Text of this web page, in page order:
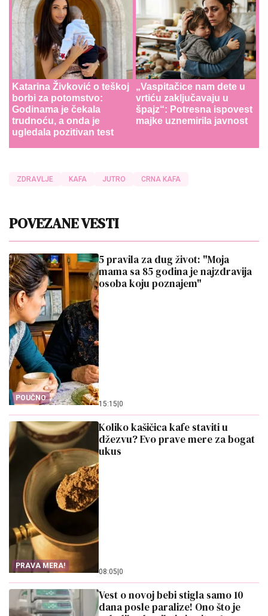
Katarina Živković o teškoj
borbi za potomstvo:
Godinama je čekala
trudnoću, a onda je
ugledala pozitivan test
„Vaspitačice nam dete u
vrtiću zaključavaju u
špajz“: Potresna ispovest
majke uznemirila javnost
ZDRAVLJE KAFA JUTRO CRNA KAFA
POVEZANE VESTI
POUČNO
5 pravila za dug život: "Moja
mama sa 85 godina je najzdravija
osoba koju poznajem"
15:15 0
PRAVA MERA!
Koliko kašičica kafe staviti u
džezvu? Evo prave mere za bogat
ukus
08:05 0
Vest o novoj bebi stigla samo 10
dana posle paralize! Ono što je